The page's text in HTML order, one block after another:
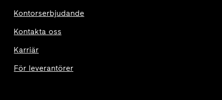
Kontorserbjudande
Kontakta oss
Karriär
För leverantörer